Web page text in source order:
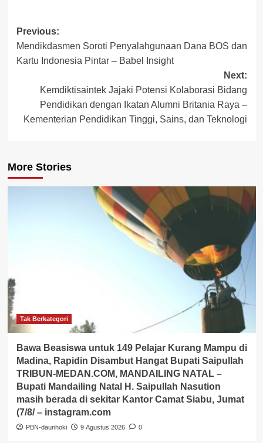
Post
navigation
Previous:
Mendikdasmen Soroti Penyalahgunaan Dana BOS dan
Kartu Indonesia Pintar – Babel Insight
Next:
Kemdiktisaintek Jajaki Potensi Kolaborasi Bidang
Pendidikan dengan Ikatan Alumni Britania Raya –
Kementerian Pendidikan Tinggi, Sains, dan Teknologi
More Stories
Tak Berkategori
Bawa Beasiswa untuk 149 Pelajar Kurang Mampu di
Madina, Rapidin Disambut Hangat Bupati Saipullah
TRIBUN-MEDAN.COM, MANDAILING NATAL –
Bupati Mandailing Natal H. Saipullah Nasution
masih berada di sekitar Kantor Camat Siabu, Jumat
(7/8/ – instagram.com
PBN-daunhoki 9 Agustus 2026 0